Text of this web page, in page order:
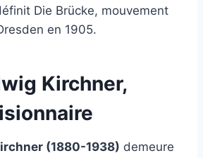
Die Brücke, mouvement
en 1905.
Kirchner,
(1880-1938) demeure